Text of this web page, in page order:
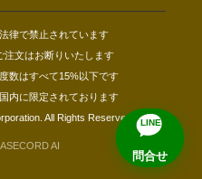
律で禁止されています
注文はお断りいたします
数はすべて15%以下です
内に限定されております
All Rights Reserved.
AI
LINE
問合せ